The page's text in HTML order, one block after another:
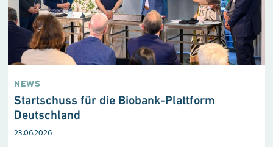
NEWS
Startschuss für die Biobank-Plattform
Deutschland
23.06.2026